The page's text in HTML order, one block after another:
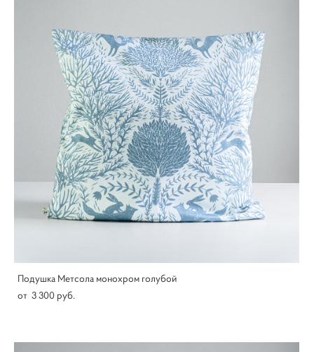
Подушка Метсола монохром голубой
от 3 300 pуб.